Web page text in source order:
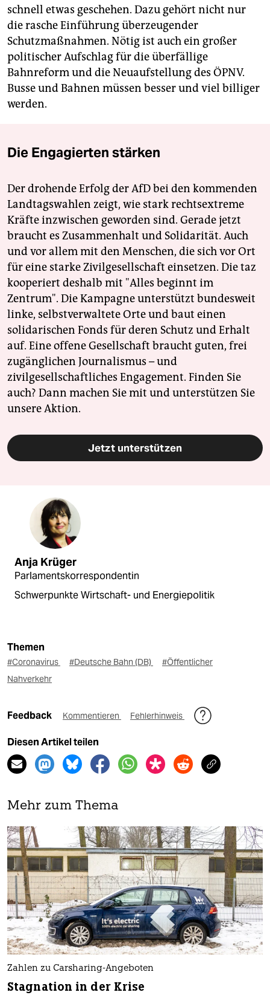
schnell etwas geschehen. Dazu gehört nicht nur
die rasche Einführung überzeugender
Schutzmaßnahmen. Nötig ist auch ein großer
politischer Aufschlag für die überfällige
Bahnreform und die Neuaufstellung des ÖPNV.
Busse und Bahnen müssen besser und viel billiger
werden.
Die Engagierten stärken
Der drohende Erfolg der AfD bei den kommenden
Landtagswahlen zeigt, wie stark rechtsextreme
Kräfte inzwischen geworden sind. Gerade jetzt
braucht es Zusammenhalt und Solidarität. Auch
und vor allem mit den Menschen, die sich vor Ort
für eine starke Zivilgesellschaft einsetzen. Die taz
kooperiert deshalb mit "Alles beginnt im
Zentrum". Die Kampagne unterstützt bundesweit
linke, selbstverwaltete Orte und baut einen
solidarischen Fonds für deren Schutz und Erhalt
auf. Eine offene Gesellschaft braucht guten, frei
zugänglichen Journalismus – und
zivilgesellschaftliches Engagement. Finden Sie
auch? Dann machen Sie mit und unterstützen Sie
unsere Aktion.
Jetzt unterstützen
Anja Krüger
Parlamentskorrespondentin
Schwerpunkte Wirtschaft- und Energiepolitik
Themen
#Coronavirus #Deutsche Bahn (DB)
#Öffentlicher
Nahverkehr
Feedback Kommentieren Fehlerhinweis
Diesen Artikel teilen
Mehr zum Thema
Zahlen zu Carsharing-Angeboten
Stagnation in der Krise